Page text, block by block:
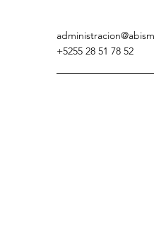
administracion
+5255 28 51 78 52